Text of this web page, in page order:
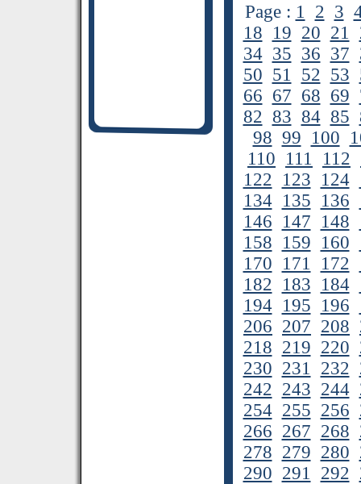
Page : 1 2 3
18 19 20 21
34 35 36 37
50 51 52 53
66 67 68 69
82 83 84 85
98 99 100
110 111 112
122 123 124
134 135 136
146 147 148
158 159 160
170 171 172
182 183 184
194 195 196
206 207 208
218 219 220
230 231 232
242 243 244
254 255 256
266 267 268
278 279 280
290 291 292